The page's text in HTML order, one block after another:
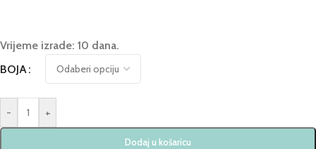
Vrijeme izrade: 10 dana.
BOJA
- +
Dodaj u košaricu